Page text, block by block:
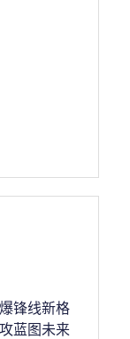
锋线新格
蓝图未来